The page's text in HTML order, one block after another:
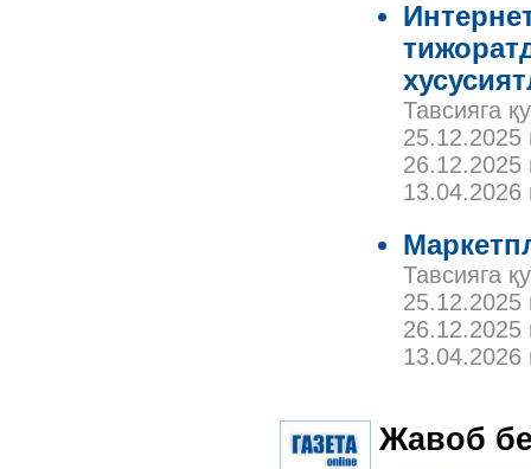
Тавсияга
25.12.2025
26.12.2025
13.04.2026
Тавсияга
25.12.2025
26.12.2025
13.04.2026
Жавоб